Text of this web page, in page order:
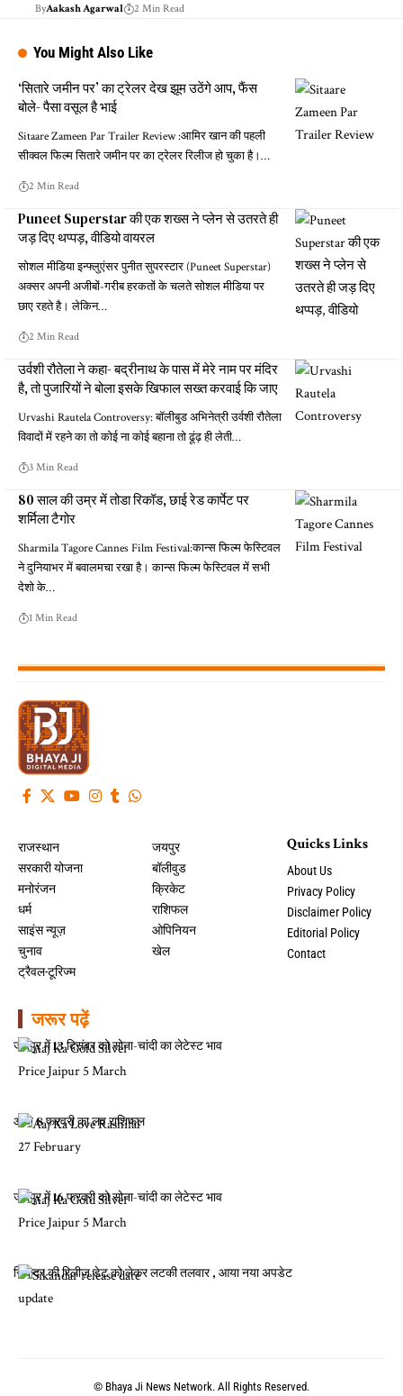
ByAakash Agarwal 2 Min Read
You Might Also Like
‘सितारे जमीन पर’ का ट्रेलर देख झूम उठेंगे आप, फैंस
बोले- पैसा वसूल है भाई
Sitaare Zameen Par Trailer Review :आमिर खान की पहली
सीक्वल फिल्म सितारे जमीन पर का ट्रेलर रिलीज हो चुका है।…
2 Min Read
Puneet Superstar की एक शख्स ने प्लेन से उतरते ही
जड़ दिए थप्पड़, वीडियो वायरल
सोशल मीडिया इन्फ्लुएंसर पुनीत सुपरस्टार (Puneet Superstar)
अक्सर अपनी अजीबों-गरीब हरकतों के चलते सोशल मीडिया पर
छाए रहते है। लेकिन…
2 Min Read
उर्वशी रौतेला ने कहा- बद्रीनाथ के पास में मेरे नाम पर मंदिर
है, तो पुजारियों ने बोला इसके खिफाल सख्त करवाई कि जाए
Urvashi Rautela Controversy: बॉलीबुड अभिनेत्री उर्वशी रौतेला
विवादों में रहने का तो कोई ना कोई बहाना तो ढूंढ़ ही लेती…
3 Min Read
80 साल की उम्र में तोडा रिकॉड, छाई रेड कार्पेट पर
शर्मिला टैगोर
Sharmila Tagore Cannes Film Festival:कान्स फिल्म फेस्टिवल
ने दुनियाभर में बवालमचा रखा है। कान्स फिल्म फेस्टिवल में सभी
देशो के…
1 Min Read
राजस्थान
सरकारी योजना
मनोरंजन
धर्म
साइंस न्यूज़
चुनाव
ट्रैवल-टूरिज्म
जयपुर
बॉलीवुड
क्रिकेट
राशिफल
ओपिनियन
खेल
Quicks Links
About Us
Privacy Policy
Disclaimer Policy
Editorial Policy
Contact
जरूर पढ़ें
जयपुर में 13 दिसंबर को सोना-चांदी का लेटेस्ट भाव
आज 8 फरवरी का लव राशिफल
जयपुर में 16 फरवरी को सोना-चांदी का लेटेस्ट भाव
सिकंदर की रिलीज़ डेट को लेकर लटकी तलवार , आया नया अपडेट
© Bhaya Ji News Network. All Rights Reserved.